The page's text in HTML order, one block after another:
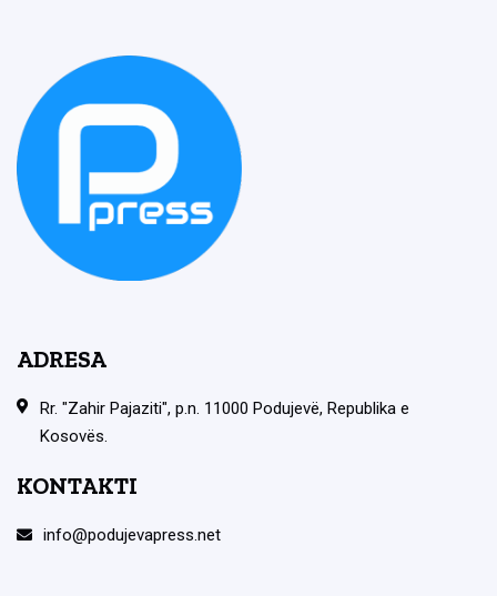
ADRESA
Rr. "Zahir Pajaziti", p.n. 11000 Podujevë, Republika e
Kosovës.
KONTAKTI
info@podujevapress.net